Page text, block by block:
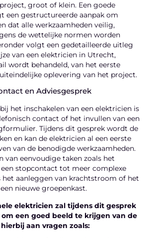
groot of klein. Een goede
een gestructureerde aanpak om
dat alle werkzaamheden veilig,
de wettelijke normen worden
volgt een gedetailleerde uitleg
van een elektricien in Utrecht,
wordt behandeld, van het eerste
oplevering van het project.
en Adviesgesprek
het inschakelen van een elektricien is
contact of het invullen van een
Tijdens dit gesprek wordt de
en kan de elektricien al een eerste
van de benodigde werkzaamheden.
van eenvoudige taken zoals het
stopcontact tot meer complexe
het aanleggen van krachtstroom of het
nieuwe groepenkast.
elektricien zal tijdens dit gesprek
een goed beeld te krijgen van de
aan vragen zoals: